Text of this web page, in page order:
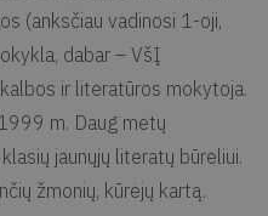
(anksčiau vadinosi 1-oji,
dabar – VšĮ
ir literatūros mokytoja.
m. Daug metų
jaunųjų literatų būreliui.
žmonių, kūrėjų kartą.